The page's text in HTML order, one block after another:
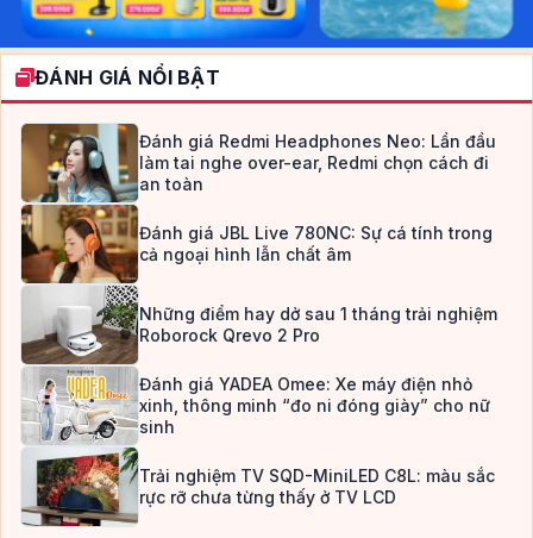
ĐÁNH GIÁ NỔI BẬT
Đánh giá Redmi Headphones Neo: Lần đầu
làm tai nghe over-ear, Redmi chọn cách đi
an toàn
Đánh giá JBL Live 780NC: Sự cá tính trong
cả ngoại hình lẫn chất âm
Những điểm hay dở sau 1 tháng trải nghiệm
Roborock Qrevo 2 Pro
Đánh giá YADEA Omee: Xe máy điện nhỏ
xinh, thông minh “đo ni đóng giày” cho nữ
sinh
Trải nghiệm TV SQD-MiniLED C8L: màu sắc
rực rỡ chưa từng thấy ở TV LCD